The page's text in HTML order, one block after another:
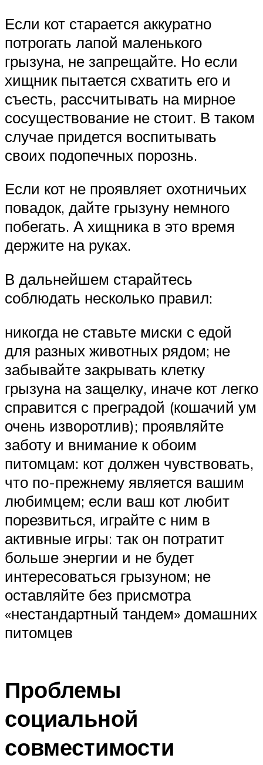
Если кот старается аккуратно
потрогать лапой маленького
грызуна, не запрещайте. Но если
хищник пытается схватить его и
съесть, рассчитывать на мирное
сосуществование не стоит. В таком
случае придется воспитывать
своих подопечных порознь.
Если кот не проявляет охотничьих
повадок, дайте грызуну немного
побегать. А хищника в это время
держите на руках.
В дальнейшем старайтесь
соблюдать несколько правил:
никогда не ставьте миски с едой
для разных животных рядом; не
забывайте закрывать клетку
грызуна на защелку, иначе кот легко
справится с преградой (кошачий ум
очень изворотлив); проявляйте
заботу и внимание к обоим
питомцам: кот должен чувствовать,
что по-прежнему является вашим
любимцем; если ваш кот любит
порезвиться, играйте с ним в
активные игры: так он потратит
больше энергии и не будет
интересоваться грызуном; не
оставляйте без присмотра
«нестандартный тандем» домашних
питомцев
Проблемы
социальной
совместимости